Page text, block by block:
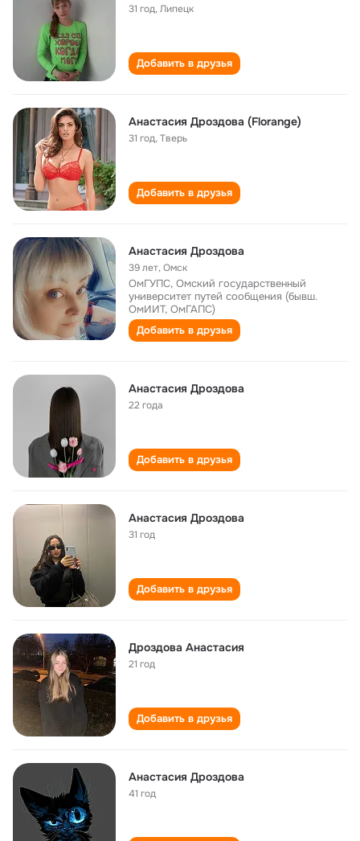
31 год,Липецк
Добавить в друзья
Анастасия Дроздова (Florange)
31 год,Тверь
Добавить в друзья
Анастасия Дроздова
39 лет,Омск
ОмГУПС, Омский государственный
университет путей сообщения (бывш.
ОмИИТ, ОмГАПС)
Добавить в друзья
Анастасия Дроздова
22 года
Добавить в друзья
Анастасия Дроздова
31 год
Добавить в друзья
Дроздова Анастасия
21 год
Добавить в друзья
Анастасия Дроздова
41 год